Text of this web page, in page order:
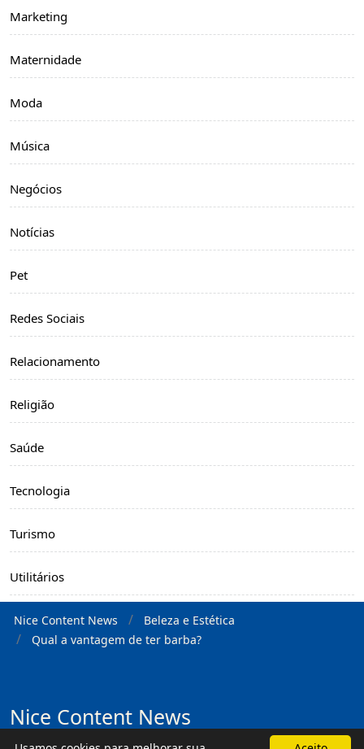
Marketing
Maternidade
Moda
Música
Negócios
Notícias
Pet
Redes Sociais
Relacionamento
Religião
Saúde
Tecnologia
Turismo
Utilitários
Nice Content News
Beleza e Estética
Qual a vantagem de ter barba?
Nice Content News